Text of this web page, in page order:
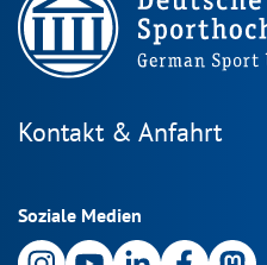
Kontakt & Anfahrt
Soziale Medien